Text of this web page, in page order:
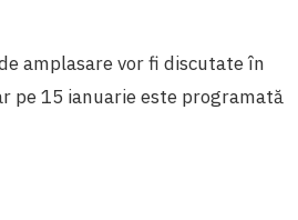
amplasare vor fi discutate în
pe 15 ianuarie este programată